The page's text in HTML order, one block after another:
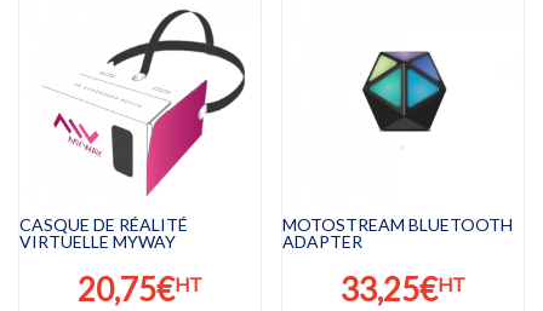
CASQUE DE RÉALITÉ
VIRTUELLE MYWAY
20,75€HT
MOTOSTREAM BLUETOOTH
ADAPTER
33,25€HT